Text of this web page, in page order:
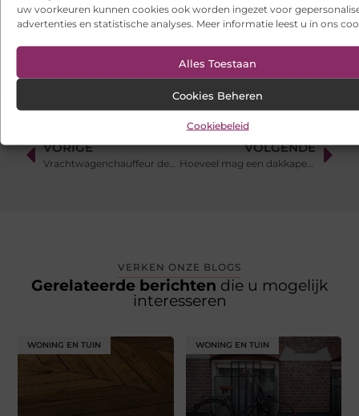
uw voorkeuren kunnen cookies ook worden ingezet voor
advertenties en statistische analyses. Meer informatie leest u in ons
Alles Toestaan
Cookies Beheren
Cookiebeleid
Ontdek het gemak van online vlees bestellen
VORIGE
Vrachtwagenchauffeur detailhandel
VOLGENDE
Hoeveel mag een dakkapel kosten
VERKEN ONZE BLOGS
Gerelateerde berichten die u mogelijk
interesseren
WONING EN TUIN WONING EN TUIN